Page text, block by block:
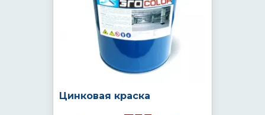
Цинковая краска